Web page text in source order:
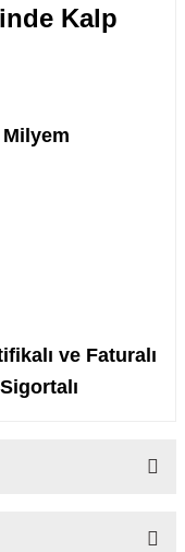
Kalp
Milyem
ve Faturalı